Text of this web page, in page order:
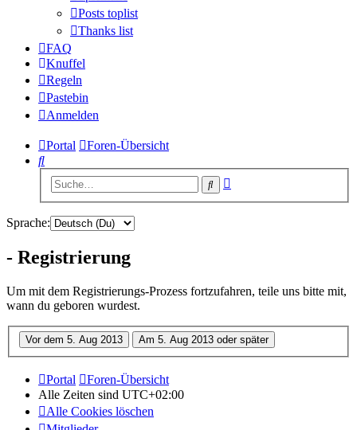
Posts toplist
Thanks list
FAQ
Knuffel
Regeln
Pastebin
Anmelden
Portal
Foren-Übersicht
Suche
Suche
Sprache:
- Registrierung
Um mit dem Registrierungs-Prozess fortzufahren, teile uns bitte mit,
wann du geboren wurdest.
Portal
Foren-Übersicht
Alle Zeiten sind UTC+02:00
Alle Cookies löschen